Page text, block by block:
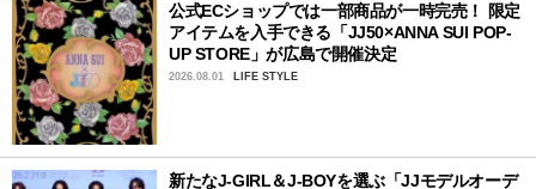
公式ECショップでは一部商品が一時完売！ 限定
アイテムを入手できる「JJ50×ANNA SUI POP-
UP STORE」が広島で開催決定
2026.08.01 LIFE STYLE
新たなJ-GIRL＆J-BOYを選ぶ「JJモデルオーデ